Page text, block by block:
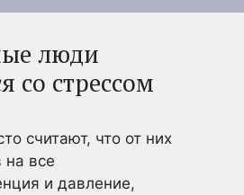
люди
со стрессом
считают, что от них
на все
и давление,